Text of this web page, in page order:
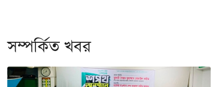
সম্পর্কিত খবর